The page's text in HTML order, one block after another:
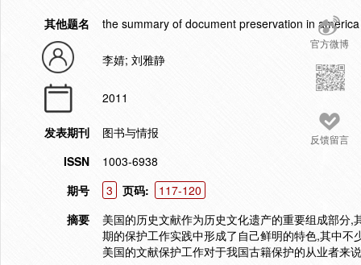
官方微博
反馈留言
其他题名 the summary of document preservation in america
李婧; 刘雅静
2011
发表期刊
图书与情报
ISSN
1003-6938
期号
3 页码:
117-120
摘要
美国的历史文献作为历史文化遗产的重要组成部分
期的保护工作实践中形成了自己鲜明的特色,其中
美国的文献保护工作对于我国古籍保护的从业者来